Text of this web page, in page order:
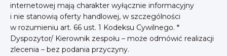
internetowej mają charakter wyłącznie informacyjny
i nie stanowią oferty handlowej, w szczególności
w rozumieniu art. 66 ust. 1 Kodeksu Cywilnego. *
Dyspozytor/ Kierownik zespołu – może odmówić realizacji
zlecenia – bez podania przyczyny.